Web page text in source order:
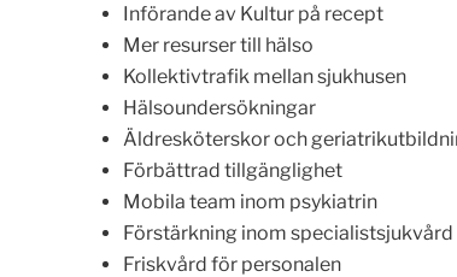
Införande av Kultur på recept
Mer resurser till hälso
Kollektivtrafik mellan sjukhusen
Hälsoundersökningar
Äldresköterskor och
Förbättrad tillgänglighet
Mobila team inom psykiatrin
Förstärkning inom
Friskvård för personalen